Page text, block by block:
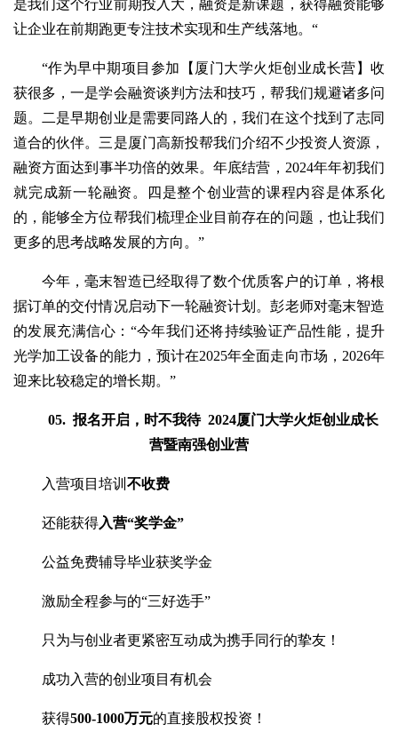
是我们这个行业前期投入大，融资是新课题，获得融资能够
让企业在前期跑更专注技术实现和生产线落地。“
“作为早中期项目参加【厦门大学火炬创业成长营】收
获很多，一是学会融资谈判方法和技巧，帮我们规避诸多问
题。二是早期创业是需要同路人的，我们在这个找到了志同
道合的伙伴。三是厦门高新投帮我们介绍不少投资人资源，
融资方面达到事半功倍的效果。年底结营，2024年年初我们
就完成新一轮融资。四是整个创业营的课程内容是体系化
的，能够全方位帮我们梳理企业目前存在的问题，也让我们
更多的思考战略发展的方向。”
今年，毫末智造已经取得了数个优质客户的订单，将根
据订单的交付情况启动下一轮融资计划。彭老师对毫末智造
的发展充满信心：“今年我们还将持续验证产品性能，提升
光学加工设备的能力，预计在2025年全面走向市场，2026年
迎来比较稳定的增长期。”
05. 报名开启，时不我待 2024厦门大学火炬创业成长
营暨南强创业营
入营项目培训 不收费
还能获得入营“奖学金”
公益免费辅导毕业获奖学金
激励全程参与的“三好选手”
只为与创业者更紧密互动成为携手同行的挚友！
成功入营的创业项目有机会
获得500-1000万元的直接股权投资！